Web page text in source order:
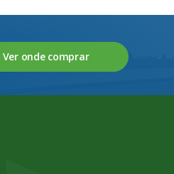
Ver onde comprar